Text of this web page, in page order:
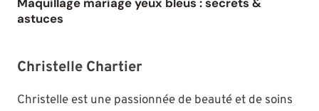
astuces
Christelle Chartier
Christelle est une passionnée de beauté et de soins